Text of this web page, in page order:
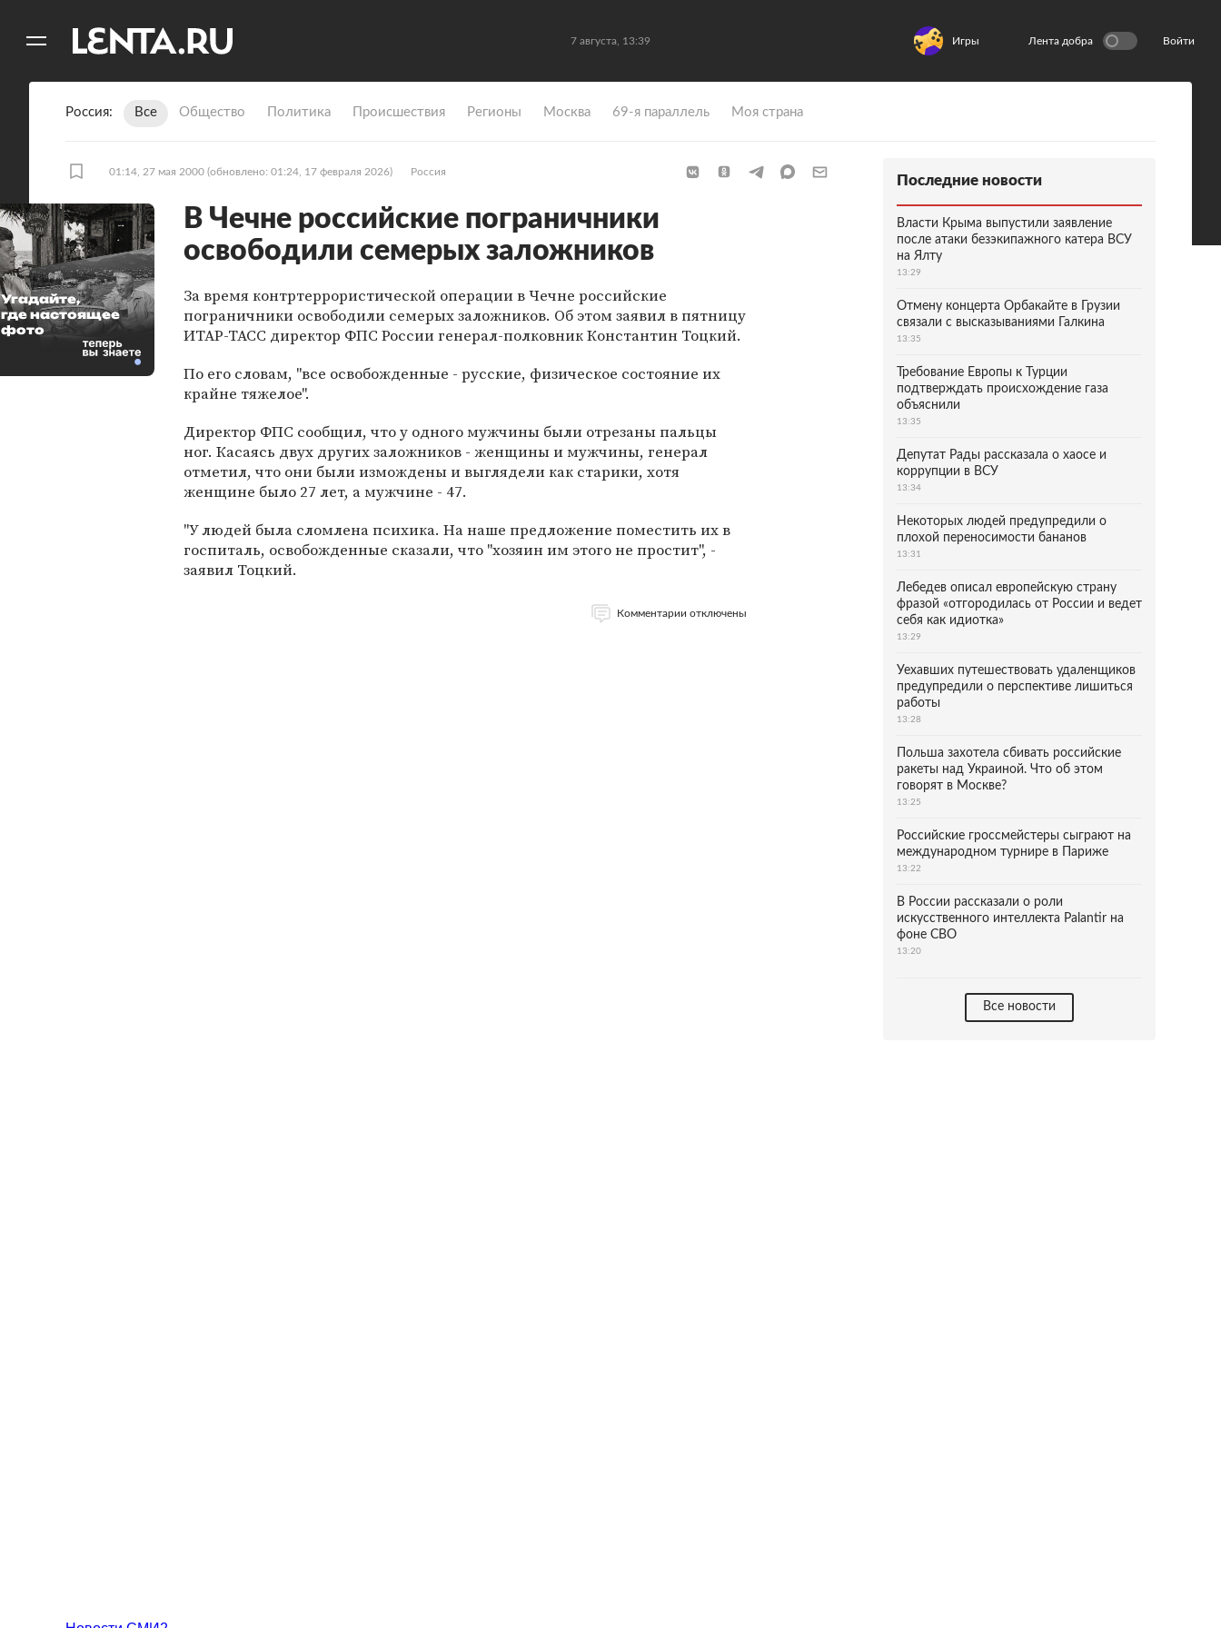
7 августа, 13:39 Игры Лента добра Войти
Россия Все Общество Политика Происшествия Регионы Москва 69-я параллель Моя страна
01:14, 27 мая 2000 (обновлено: 01:24, 17 февраля 2026) Россия
В Чечне российские пограничники
освободили семерых заложников
За время контртеррористической операции в Чечне российские
пограничники освободили семерых заложников. Об этом заявил в пятницу
ИТАР-ТАСС директор ФПС России генерал-полковник Константин Тоцкий.
По его словам, "все освобожденные - русские, физическое состояние их
крайне тяжелое".
Директор ФПС сообщил, что у одного мужчины были отрезаны пальцы
ног. Касаясь двух других заложников - женщины и мужчины, генерал
отметил, что они были измождены и выглядели как старики, хотя
женщине было 27 лет, а мужчине - 47.
"У людей была сломлена психика. На наше предложение поместить их в
госпиталь, освобожденные сказали, что "хозяин им этого не простит", -
заявил Тоцкий.
Комментарии отключены
Угадайте,
где настоящее
фото
Последние новости
Власти Крыма выпустили заявление
после атаки безэкипажного катера ВСУ
на Ялту
13:29
Отмену концерта Орбакайте в Грузии
связали с высказываниями Галкина
13:35
Требование Европы к Турции
подтверждать происхождение газа
объяснили
13:35
Депутат Рады рассказала о хаосе и
коррупции в ВСУ
13:34
Некоторых людей предупредили о
плохой переносимости бананов
13:31
Лебедев описал европейскую страну
фразой «отгородилась от России и ведет
себя как идиотка»
13:29
Уехавших путешествовать удаленщиков
предупредили о перспективе лишиться
работы
13:28
Польша захотела сбивать российские
ракеты над Украиной. Что об этом
говорят в Москве?
13:25
Российские гроссмейстеры сыграют на
международном турнире в Париже
13:22
В России рассказали о роли
искусственного интеллекта Palantir на
фоне СВО
13:20
Все новости